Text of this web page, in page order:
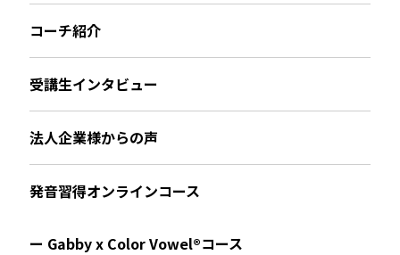
コーチ紹介
受講生インタビュー
法人企業様からの声
発音習得オンラインコース
ー Gabby x Color Vowel®︎コース